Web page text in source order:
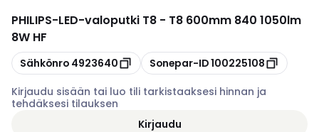
PHILIPS-LED-valoputki T8 - T8 600mm 840 1050lm
8W HF
Kopioi
Sähkönro 4923640 Kopioi
Sonepar-ID100225108
Kirjaudu sisään tai luo tili tarkistaaksesi hinnan ja
tehdäksesi tilauksen
Kirjaudu